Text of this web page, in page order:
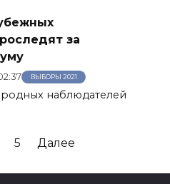
за
ВЫБОРЫ 2021
наблюдателей
5 Далее